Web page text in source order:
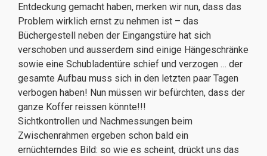
Entdeckung gemacht haben, merken wir nun, dass das
Problem wirklich ernst zu nehmen ist – das
Büchergestell neben der Eingangstüre hat sich
verschoben und ausserdem sind einige Hängeschränke
sowie eine Schubladentüre schief und verzogen … der
gesamte Aufbau muss sich in den letzten paar Tagen
verbogen haben! Nun müssen wir befürchten, dass der
ganze Koffer reissen könnte!!!
Sichtkontrollen und Nachmessungen beim
Zwischenrahmen ergeben schon bald ein
ernüchterndes Bild: so wie es scheint, drückt uns das